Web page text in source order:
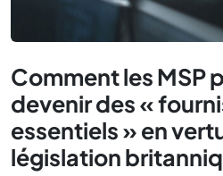
Comment les MSP
devenir des «
essentiels » en
législation